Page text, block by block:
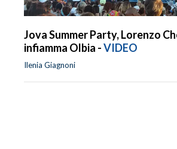
Jova Summer Party, Lorenzo
infiamma Olbia -VIDEO
Ilenia Giagnoni